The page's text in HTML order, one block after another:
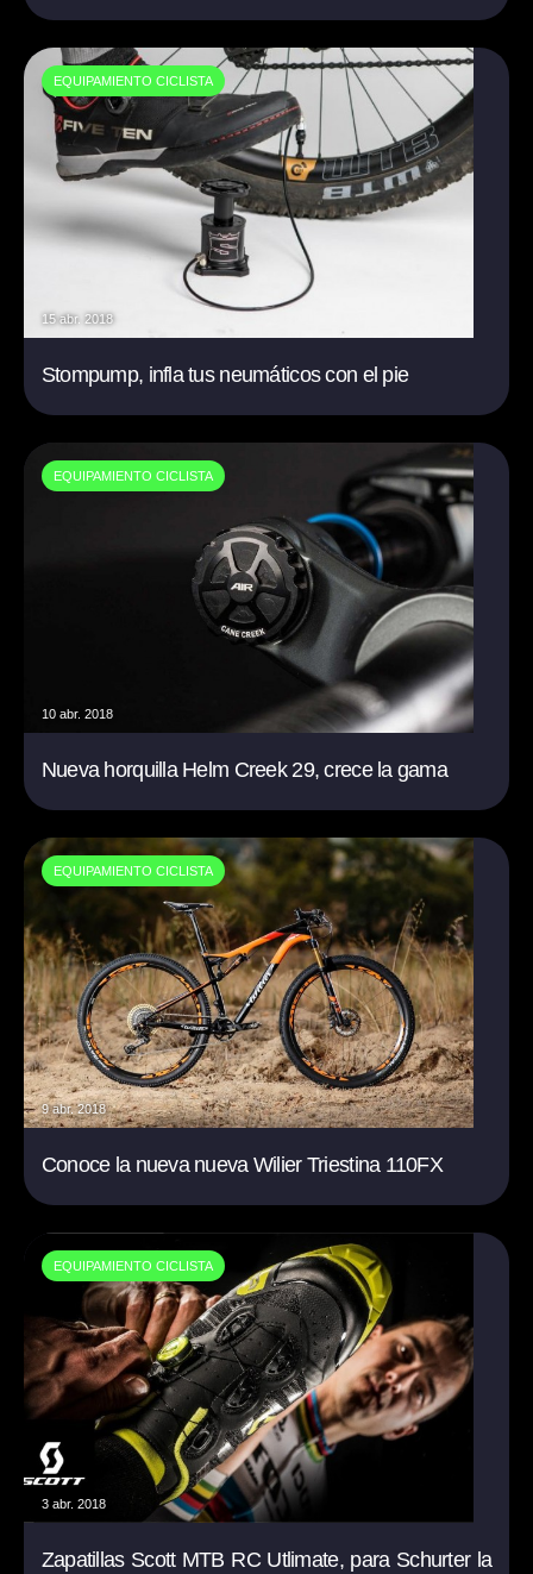
EQUIPAMIENTO CICLISTA
15 abr. 2018
Stompump, infla tus neumáticos con el pie
EQUIPAMIENTO CICLISTA
10 abr. 2018
Nueva horquilla Helm Creek 29, crece la gama
EQUIPAMIENTO CICLISTA
9 abr. 2018
Conoce la nueva nueva Wilier Triestina 110FX
EQUIPAMIENTO CICLISTA
3 abr. 2018
Zapatillas Scott MTB RC Utlimate, para Schurter la